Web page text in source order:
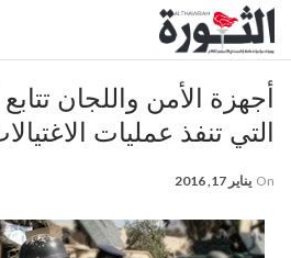
أجهزة الأمن واللجان تتابع
التي تنفذ عمليات
On يناير 17, 2016